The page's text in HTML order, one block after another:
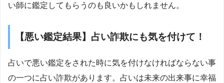
い師に鑑定してもらうのも良いかもしれません。
【悪い鑑定結果】占い詐欺にも気を付けて！
占いで悪い鑑定をされた時に気を付けなければならない事
の一つに占い詐欺があります。占いは未来の出来事に幸福